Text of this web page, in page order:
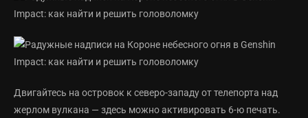
Двигайтесь на островок к северо-западу от телепорта над
жерлом вулкана — здесь можно активировать 6-ю печать.